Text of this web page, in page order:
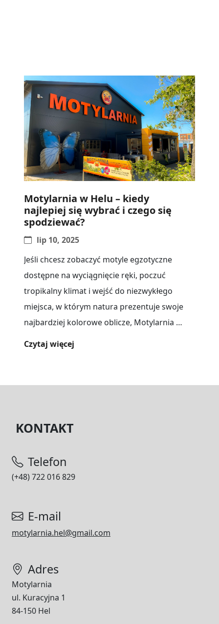
Motylarnia w Helu – kiedy
najlepiej się wybrać i czego się
spodziewać?
lip 10, 2025
Jeśli chcesz zobaczyć motyle egzotyczne
dostępne na wyciągnięcie ręki, poczuć
tropikalny klimat i wejść do niezwykłego
miejsca, w którym natura prezentuje swoje
najbardziej kolorowe oblicze, Motylarnia w
Czytaj więcej
KONTAKT
Telefon
(+48) 722 016 829
E-mail
motylarnia.hel@gmail.com
Adres
Motylarnia
ul. Kuracyjna 1
84-150 Hel